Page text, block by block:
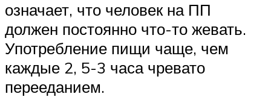
означает, что человек на ПП
должен постоянно что-то жевать.
Употребление пищи чаще, чем
каждые 2, 5-3 часа чревато
перееданием.